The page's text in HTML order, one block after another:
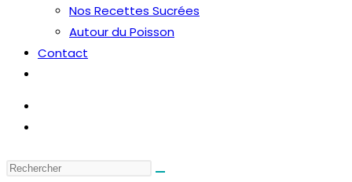
Nos Recettes Sucrées
Autour du Poisson
Contact